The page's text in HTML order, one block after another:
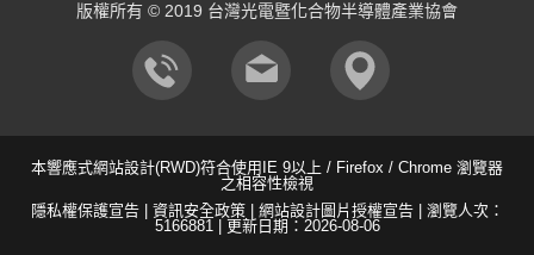
版權所有 © 2019 台灣光電暨化合物半導體產業協會
本響應式網站設計(RWD)符合使用IE 9以上 / Firefox / Chrome 瀏覽器
之相容性檢視
隱私權保護宣告| 資訊安全政策| 網站設計圖片授權宣告| 瀏覽人次：
5166881 | 更新日期：2026-08-06